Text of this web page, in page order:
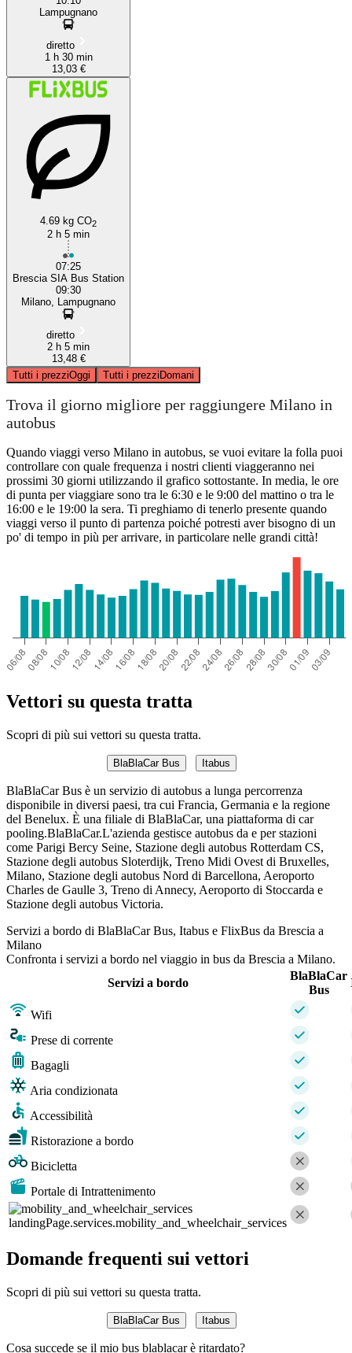
Lampugnano
diretto
1 h 30 min
13,03 €
4.69 kg CO2
2 h 5 min
07:25
Brescia SIA Bus Station
09:30
Milano, Lampugnano
diretto
2 h 5 min
13,48 €
Tutti i prezziOggi Tutti i prezziDomani
Trova il giorno migliore per raggiungere Milano in
autobus
Quando viaggi verso Milano in autobus, se vuoi evitare la folla puoi
controllare con quale frequenza i nostri clienti viaggeranno nei
prossimi 30 giorni utilizzando il grafico sottostante. In media, le ore
di punta per viaggiare sono tra le 6:30 e le 9:00 del mattino o tra le
16:00 e le 19:00 la sera. Ti preghiamo di tenerlo presente quando
viaggi verso il punto di partenza poiché potresti aver bisogno di un
po' di tempo in più per arrivare, in particolare nelle grandi città!
Vettori su questa tratta
Scopri di più sui vettori su questa tratta.
BlaBlaCar Bus Itabus
BlaBlaCar Bus è un servizio di autobus a lunga percorrenza
disponibile in diversi paesi, tra cui Francia, Germania e la regione
del Benelux. È una filiale di BlaBlaCar, una piattaforma di car
pooling.BlaBlaCar.L'azienda gestisce autobus da e per stazioni
come Parigi Bercy Seine, Stazione degli autobus Rotterdam CS,
Stazione degli autobus Sloterdijk, Treno Midi Ovest di Bruxelles,
Milano, Stazione degli autobus Nord di Barcellona, ​​Aeroporto
Charles de Gaulle 3, Treno di Annecy, Aeroporto di Stoccarda e
Stazione degli autobus Victoria.
Servizi a bordo di BlaBlaCar Bus, Itabus e FlixBus da Brescia a
Milano
Confronta i servizi a bordo nel viaggio in bus da Brescia a Milano.
Servizi a bordo
BlaBlaCar
Bus
Wifi
Prese di corrente
Bagagli
Aria condizionata
Accessibilità
Ristorazione a bordo
Bicicletta
Portale di Intrattenimento
landingPage.services.mobility_and_wheelchair_services
Domande frequenti sui vettori
Scopri di più sui vettori su questa tratta.
BlaBlaCar Bus Itabus
Cosa succede se il mio bus blablacar è ritardato?